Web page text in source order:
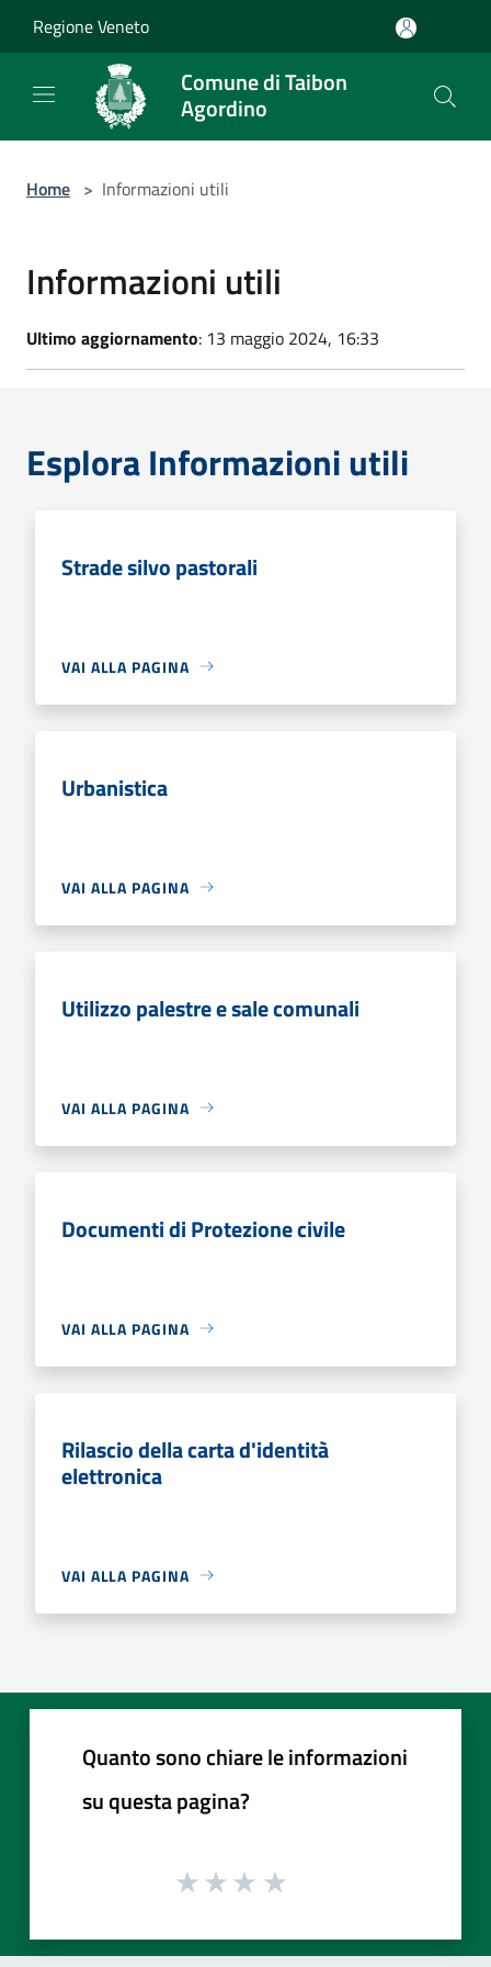
Regione Veneto
Comune di Taibon
Agordino
Home > Informazioni utili
Informazioni utili
Ultimo aggiornamento: 13 maggio 2024, 16:33
Esplora Informazioni utili
Strade silvo pastorali
VAI ALLA PAGINA
Urbanistica
VAI ALLA PAGINA
Utilizzo palestre e sale comunali
VAI ALLA PAGINA
Documenti di Protezione civile
VAI ALLA PAGINA
Rilascio della carta d'identità
elettronica
VAI ALLA PAGINA
Quanto sono chiare le informazioni
su questa pagina?